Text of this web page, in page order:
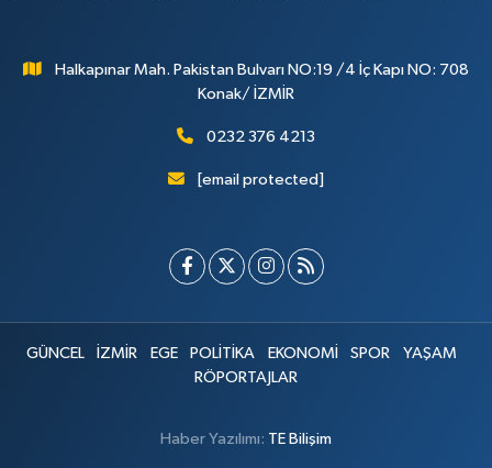
Halkapınar Mah. Pakistan Bulvarı NO:19 /4 İç Kapı NO: 708
Konak/ İZMİR
0232 376 4213
[email protected]
GÜNCEL İZMİR EGE POLİTİKA EKONOMİ SPOR
YAŞAM
RÖPORTAJLAR
Haber Yazılımı: TE Bilişim